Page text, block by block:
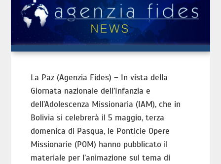
La Paz (Agenzia Fides) – In vista della
Giornata nazionale dell’Infanzia e
dell’Adolescenza Missionaria (IAM), che in
Bolivia si celebrerà il 5 maggio, terza
domenica di Pasqua, le Ponticie Opere
Missionarie (POM) hanno pubblicato il
materiale per l’animazione sul tema di